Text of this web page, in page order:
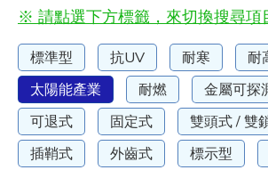
※ 請點選下方標籤，來切換搜尋項
標準型 抗UV 耐寒
耐
太陽能產業
耐燃 金屬可探
可退式
固定式
雙頭式 / 雙
插鞘式
外齒式 標示型